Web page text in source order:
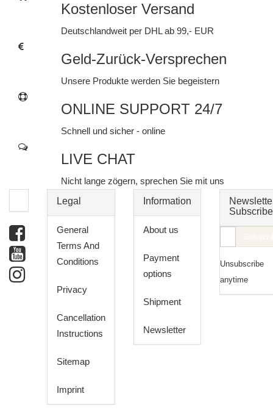
Kostenloser Versand
Deutschlandweit per DHL ab 99,- EUR
Geld-Zurück-Versprechen
Unsere Produkte werden Sie begeistern
ONLINE SUPPORT 24/7
Schnell und sicher - online
LIVE CHAT
Nicht lange zögern, sprechen Sie mit uns
Legal
General
Terms And
Conditions
Privacy
Cancellation
Instructions
Sitemap
Imprint
Information
About us
Payment
options
Shipment
Newsletter
Subscribe
Mail
address
Unsubscribe
anytime